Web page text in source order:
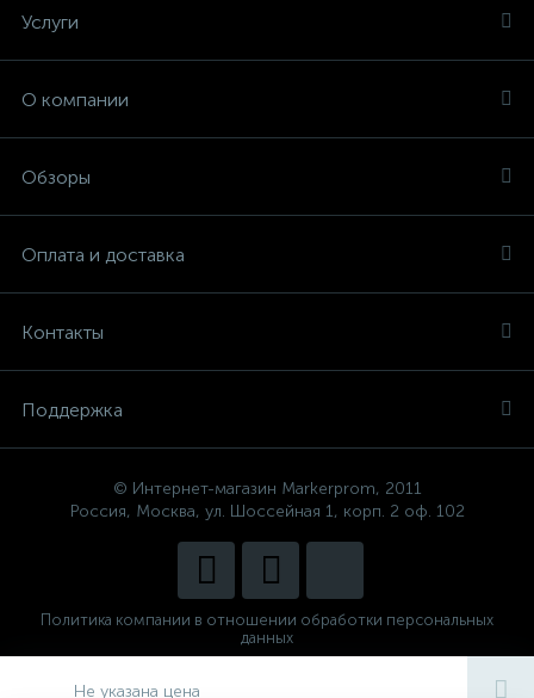
Не указана цена
Услуги
О компании
Обзоры
Оплата и доставка
Контакты
Поддержка
© Интернет-магазин Markerprom, 2011
Россия, Москва, ул. Шоссейная 1, корп. 2 оф. 102
Политика компании в отношении обработки персональных
данных